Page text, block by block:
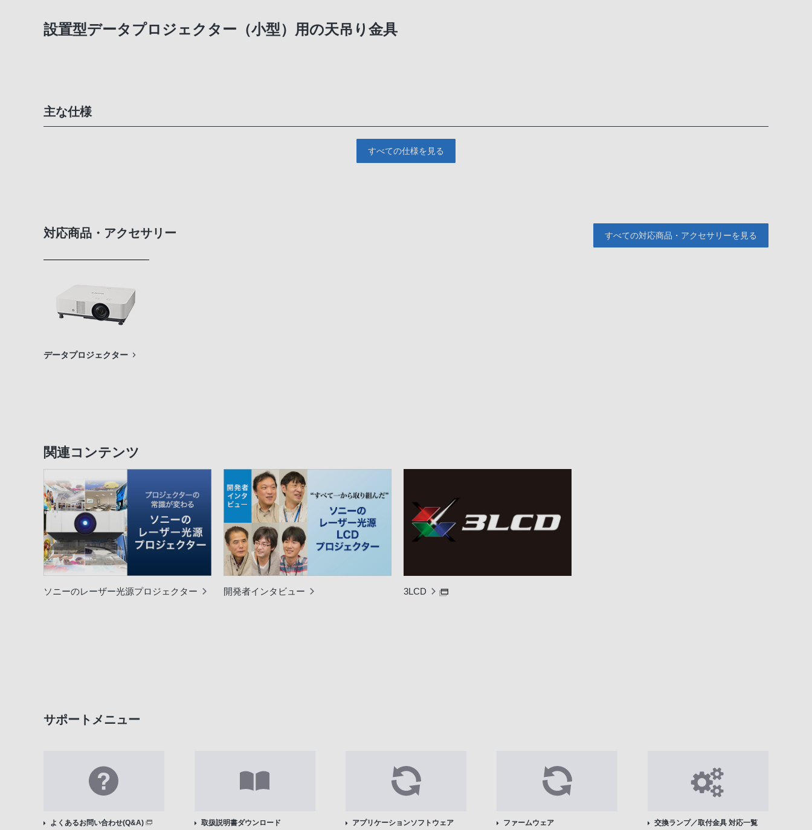
設置型データプロジェクター（小型）用の天吊り金具
主な仕様
すべての仕様を見る
対応商品・アクセサリー すべての対応商品・アクセサリーを見る
データプロジェクター
関連コンテンツ
ソニーのレーザー光源プロジェクター 開発者インタビュー 3LCD
サポートメニュー
よくあるお問い合わせ(Q&A) 取扱説明書ダウンロード アプリケーションソフトウェア ファームウェア 交換ランプ／取付金具 対応一覧